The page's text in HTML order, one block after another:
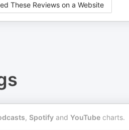
These Reviews on a Website
, Spotify and YouTube charts.